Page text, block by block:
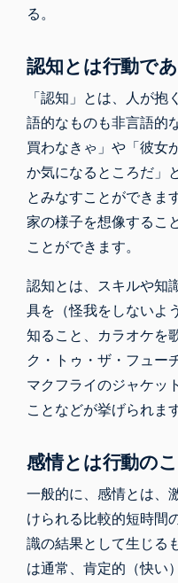
る。
認知とは行動で
「認知」とは、人が
語的なものも非言語的
買わなきゃ」や「彼女
か気になるところだ」
とみなすことができま
家の様子を想像するこ
ことができます。
認知とは、スキルや知
具を（怪我をしないよ
知ること、カラオケを
ク・トゥ・ザ・フュー
マクフライのジャケッ
ことなどが挙げられます
感情とは行動の
一般的に、感情とは、
けられる比較的短時間
識の結果として生じる
は通常、肯定的（快い